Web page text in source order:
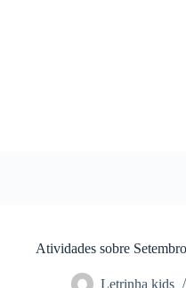
Atividades sobre
Letrinha kids